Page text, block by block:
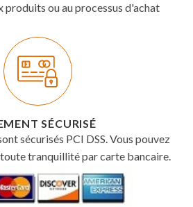
produits ou au processus d'achat
SÉCURISÉ
sécurisés PCI DSS. Vous pouvez
tranquillité par carte bancaire.